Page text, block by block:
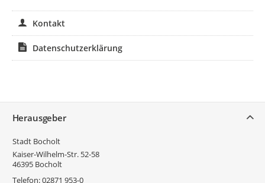
Kontakt
Datenschutzerklärung
Herausgeber
Stadt Bocholt
Kaiser-Wilhelm-Str. 52-58
46395 Bocholt
Telefon:02871 953-0